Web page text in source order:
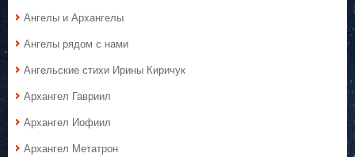
Ангелы и Архангелы
Ангелы рядом с нами
Ангельские стихи Ирины Киричук
Архангел Гавриил
Архангел Иофиил
Архангел Метатрон